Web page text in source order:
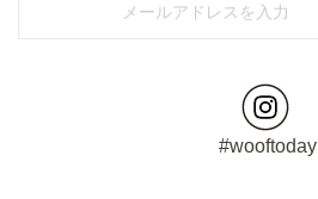
#wooftoday